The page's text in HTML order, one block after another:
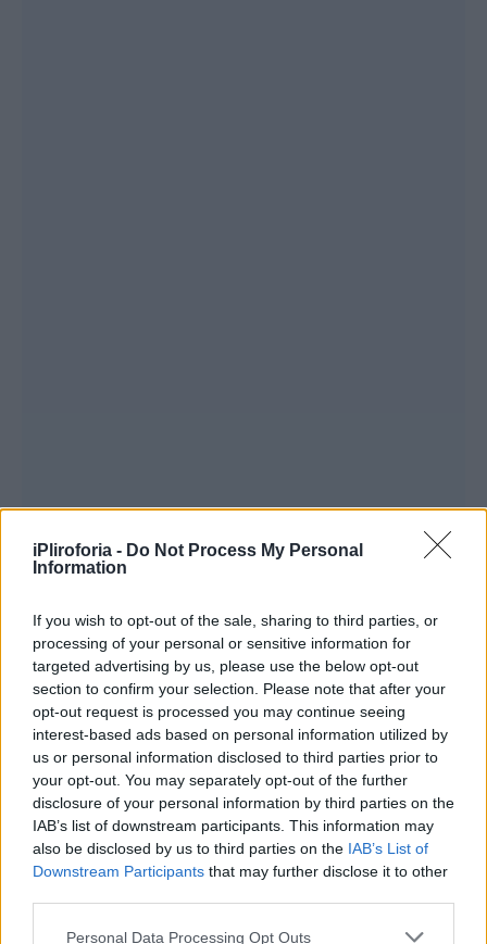
iPliroforia - Do Not Process My Personal
Information
If you wish to opt-out of the sale, sharing to third parties, or
processing of your personal or sensitive information for
targeted advertising by us, please use the below opt-out
section to confirm your selection. Please note that after your
opt-out request is processed you may continue seeing
interest-based ads based on personal information utilized by
us or personal information disclosed to third parties prior to
your opt-out. You may separately opt-out of the further
disclosure of your personal information by third parties on the
IAB’s list of downstream participants. This information may
also be disclosed by us to third parties on the IAB’s List of
Downstream Participants that may further disclose it to other
Personal Data Processing Opt Outs
Συνεντεύξεις 18/11/2025
Δήμητρα Δερζέκου: «Λέω τη δική μου
αλήθεια»
Συνεντεύξεις 18/11/2025
Τζεφ Μοντάνα: «Κανένας δεν μπορεί
να σου πει ποιος είσαι»